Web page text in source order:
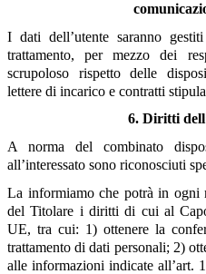
I dati dell’utente saranno
trattamento, per mezzo dei
scrupoloso rispetto delle
lettere di incarico e contratti
6. Diritti
A norma del combinato
all’interessato sono riconosciuti
La informiamo che potrà in ogni
del Titolare i diritti di cui al
UE, tra cui: 1) ottenere la
trattamento di dati personali; 2)
alle informazioni indicate all’art.